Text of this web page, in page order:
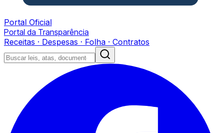
Portal Oficial
Portal da Transparência
Receitas · Despesas · Folha · Contratos